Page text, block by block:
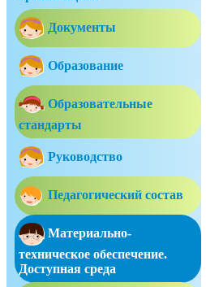
Документы
Образование
Образовательные
стандарты
Руководство
Педагогический состав
Материально-
техническое обеспечение.
Доступная среда